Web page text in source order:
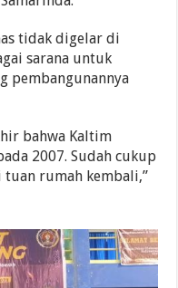
tidak digelar di
sarana untuk
pembangunannya
bahwa Kaltim
2007. Sudah cukup
tuan rumah kembali,”